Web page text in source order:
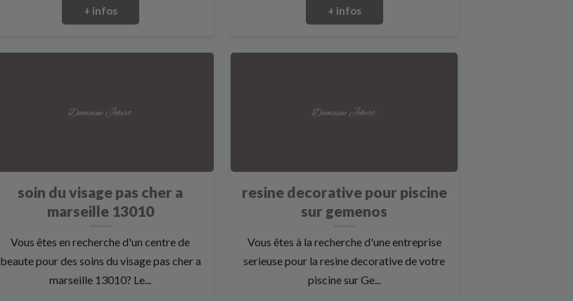
+ infos + infos
soin du visage pas cher a
marseille 13010
Vous êtes en recherche d'un centre de
beaute pour des soins du visage pas cher a
marseille 13010? Le...
resine decorative pour piscine
sur gemenos
Vous êtes à la recherche d'une entreprise
serieuse pour la resine decorative de votre
piscine sur Ge...